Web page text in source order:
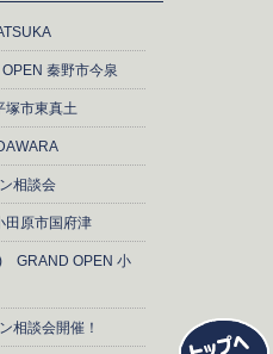
秦野市今泉
市東真土
相談会
原市国府津
OPEN 小
談会開催！